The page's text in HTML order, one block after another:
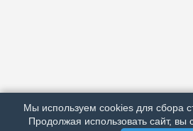
РЕКЛАМА У НАС
МЫ В СОЦСЕТЯХ
Мы используем cookies для сбора
Продолжая использовать сайт, вы